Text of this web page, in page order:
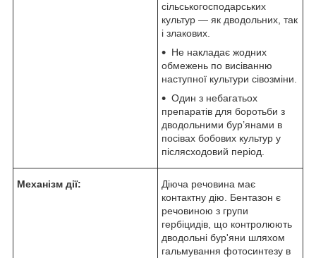
сільськогосподарських
культур — як дводольних, так
і злакових.
Не накладає жодних
обмежень по висіванню
наступної культури сівозміни.
Один з небагатьох
препаратів для боротьби з
дводольними бур’янами в
посівах бобових культур у
післясходовий період.
Механізм дії:
Діюча речовина має
контактну дію. Бентазон є
речовиною з групи
гербіцидів, що контролюють
дводольні бур'яни шляхом
гальмування фотосинтезу в